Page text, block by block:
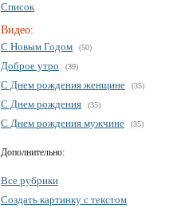
Список
Видео:
С Новым Годом
(50)
Доброе утро (39)
С Днем рождения женщине (35)
С Днем рождения (35)
С Днем рождения мужчине (35)
Дополнительно:
Все рубрики
Создать картинку с текстом